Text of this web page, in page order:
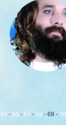
65 - 66 - 67 - 68 - 69 - 70